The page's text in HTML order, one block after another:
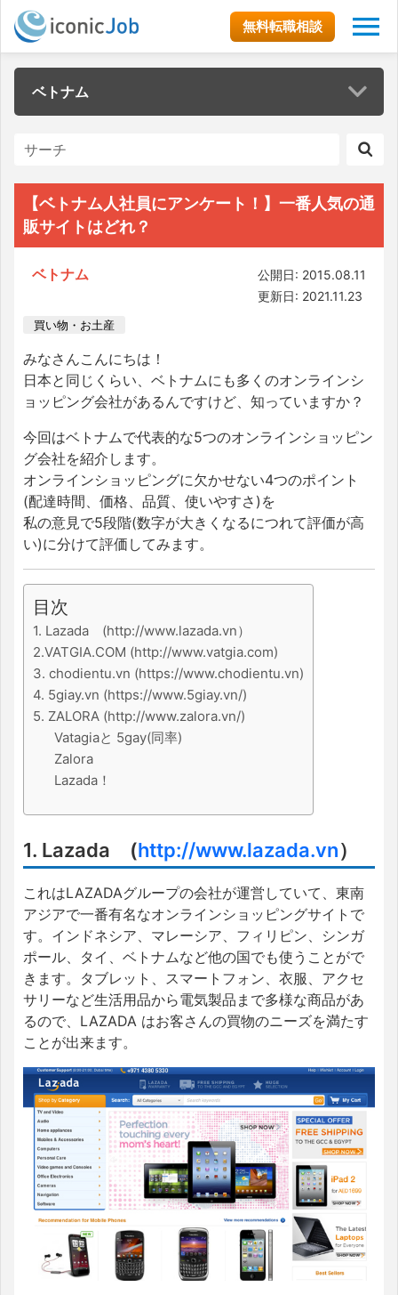
無料転職相談
ベトナム
【ベトナム人社員にアンケート！】一番人気の通
販サイトはどれ？
ベトナム
公開日: 2015.08.11
更新日: 2021.11.23
買い物・お土産
みなさんこんにちは！
日本と同じくらい、ベトナムにも多くのオンラインシ
ョッピング会社があるんですけど、知っていますか？
今回はベトナムで代表的な5つのオンラインショッピン
グ会社を紹介します。
オンラインショッピングに欠かせない4つのポイント
(配達時間、価格、品質、使いやすさ)を
私の意見で5段階(数字が大きくなるにつれて評価が高
い)に分けて評価してみます。
目次
1. Lazada (http://www.lazada.vn）
2.VATGIA.COM (http://www.vatgia.com)
3. chodientu.vn (https://www.chodientu.vn)
4. 5giay.vn (https://www.5giay.vn/)
5. ZALORA (http://www.zalora.vn/)
Vatagiaと 5gay(同率)
Zalora
Lazada！
1. Lazada (http://www.lazada.vn）
これはLAZADAグループの会社が運営していて、東南
アジアで一番有名なオンラインショッピングサイトで
す。インドネシア、マレーシア、フィリピン、シンガ
ポール、タイ、ベトナムなど他の国でも使うことがで
きます。タブレット、スマートフォン、衣服、アクセ
サリーなど生活用品から電気製品まで多様な商品があ
るので、LAZADA はお客さんの買物のニーズを満たす
ことが出来ます。